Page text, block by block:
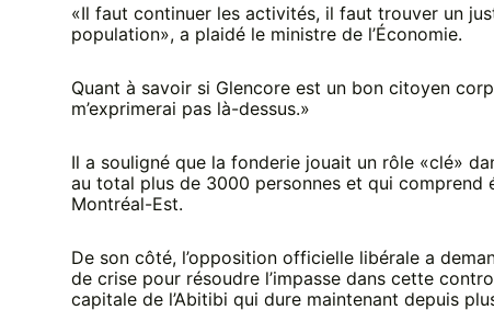
«Il faut continuer les activités, il faut trouver un
population», a plaidé le ministre de l’Économie.
Quant à savoir si Glencore est un bon citoyen
m’exprimerai pas là-dessus.»
Il a souligné que la fonderie jouait un rôle «clé»
au total plus de 3000 personnes et qui comprend
Montréal-Est.
De son côté, l’opposition officielle libérale a
de crise pour résoudre l’impasse dans cette
capitale de l’Abitibi qui dure maintenant depuis